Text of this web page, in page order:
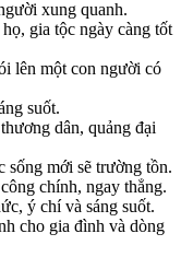
xung quanh.
gia tộc ngày càng tốt
lên một con người có
suốt.
dân, quảng đại
sống mới sẽ trường tồn.
chính, ngay thẳng.
ý chí và sáng suốt.
cho gia đình và dòng